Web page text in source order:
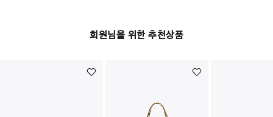
회원님을 위한 추천상품